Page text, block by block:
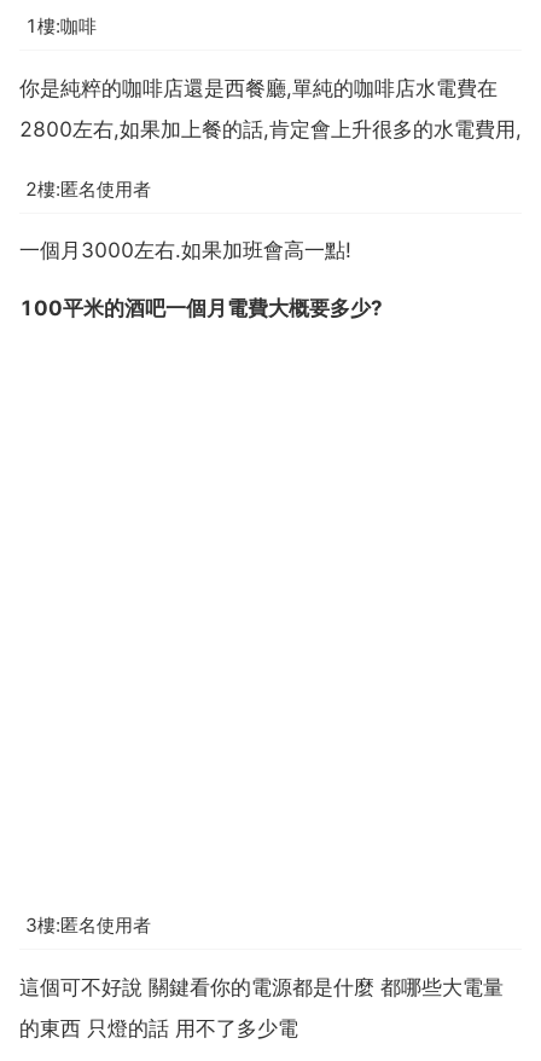
1樓:咖啡
你是純粹的咖啡店還是西餐廳,單純的咖啡店水電費在
2800左右,如果加上餐的話,肯定會上升很多的水電費用,
2樓:匿名使用者
一個月3000左右.如果加班會高一點!
100平米的酒吧一個月電費大概要多少?
3樓:匿名使用者
這個可不好說 關鍵看你的電源都是什麼 都哪些大電量
的東西 只燈的話 用不了多少電